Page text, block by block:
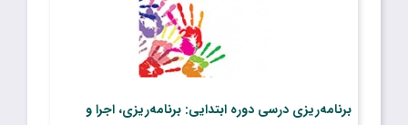
برنامه‌ریزی درسی دوره ابتدایی: برنامه‌ریزی، اجرا و